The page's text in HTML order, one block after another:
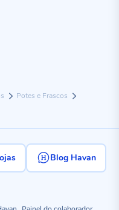
Potes e Frascos
Blog Havan